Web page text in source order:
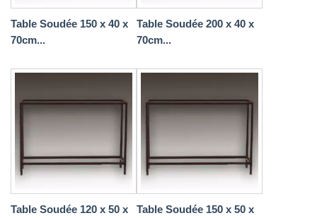
Table Soudée 150 x 40 x
70cm...
Table Soudée 200 x 40 x
70cm...
Table Soudée 120 x 50 x
Table Soudée 150 x 50 x